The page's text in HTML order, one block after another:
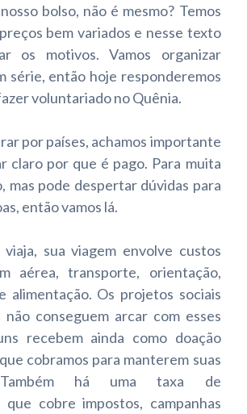
bolso, não é mesmo? Temos
bem variados e nesse texto
os motivos. Vamos organizar
série, então hoje responderemos
voluntariado no Quênia.
por países, achamos importante
claro por que é pago. Para muita
mas pode despertar dúvidas para
então vamos lá.
sua viagem envolve custos
aérea, transporte, orientação,
alimentação. Os projetos sociais
não conseguem arcar com esses
recebem ainda como doação
cobramos para manterem suas
Também há uma taxa de
que cobre impostos, campanhas